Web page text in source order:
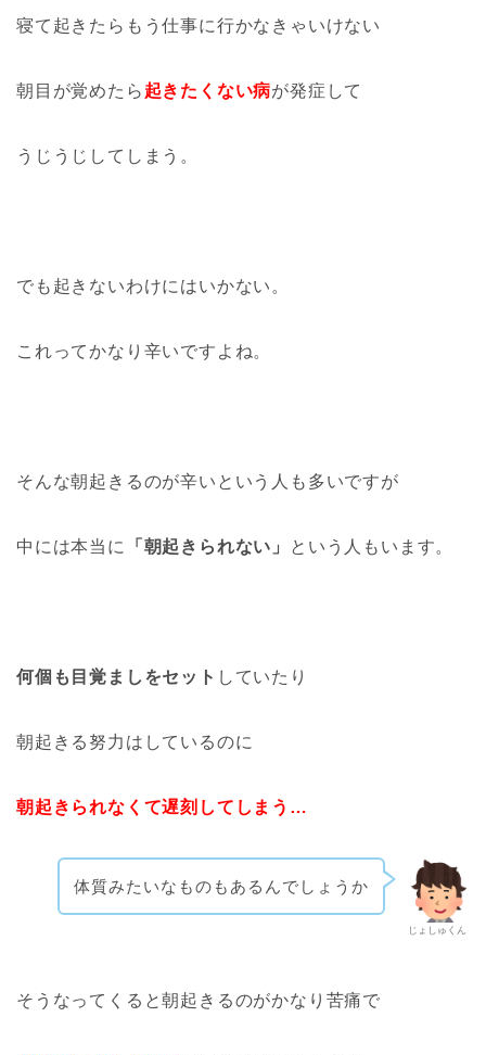
寝て起きたらもう仕事に行かなきゃいけない
朝目が覚めたら 起きたくない病が発症して
うじうじしてしまう。
でも起きないわけにはいかない。
これってかなり辛いですよね。
そんな朝起きるのが辛いという人も多いですが
中には本当に 「朝起きられない」 という人もいます。
何個も目覚ましをセット していたり
朝起きる努力はしているのに
朝起きられなくて遅刻してしまう…
じょしゅくん
体質みたいなものもあるんでしょうか
そうなってくると朝起きるのがかなり苦痛で